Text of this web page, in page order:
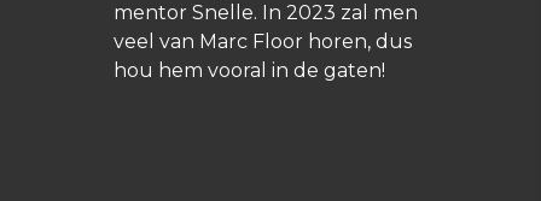
mentor Snelle. In 2023 zal men
veel van Marc Floor horen, dus
hou hem vooral in de gaten!